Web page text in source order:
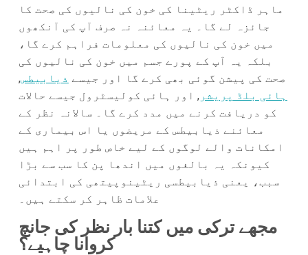
ماہر ڈاکٹر ریٹینا کی خون کی نالیوں کی صحت کا
جائزہ لے گا۔ یہ معائنہ نہ صرف آپ کی آنکھوں
میں خون کی نالیوں کی معلومات فراہم کرے گا،
بلکہ یہ آپ کے پورے جسم میں خون کی نالیوں کی
صحت کی پیشن گوئی بھی کرے گا اور جیسے ذیابیطس,
ہائی بلڈ پریشر, اور ہائی کولیسٹرول جیسے حالات
کو دریافت کرنے میں مدد کرے گا۔ سالانہ نظر کے
معائنے ذیابیطس کے مریضوں یا اس بیماری کے
امکانات والے لوگوں کے لیے خاص طور پر اہم ہیں
کیونکہ یہ بالغوں میں اندھا پن کا سب سے بڑا
سبب، یعنی ذیابیطسی ریٹینوپیتھی کی ابتدائی
علامات ظاہر کر سکتے ہیں۔
مجھے ترکی میں کتنا بار نظر کی جانچ
کروانا چاہیے؟